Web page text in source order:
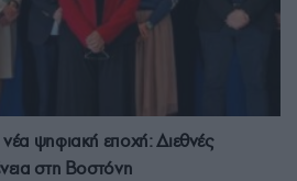
ψηφιακή εποχή: Διεθνές
στη Βοστόνη